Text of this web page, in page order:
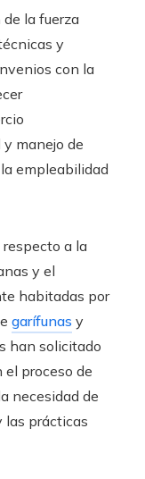
la fuerza
y
con la
manejo de
empleabilidad
a la
y el
habitadas por
garífunas y
han solicitado
proceso de
necesidad de
las prácticas